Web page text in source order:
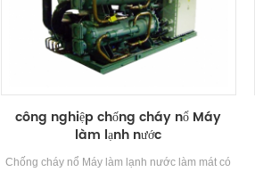
công nghiệp chống cháy nổ Máy
làm lạnh nước
Chống cháy nổ Máy làm lạnh nước làm mát có